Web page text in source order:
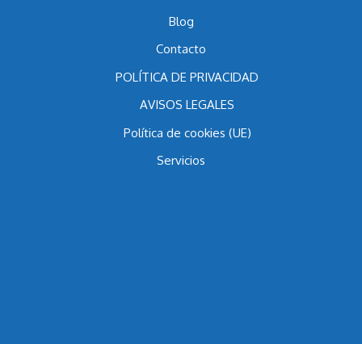
Multipropiedad Anterior a 1998
Blog
Contacto
POLÍTICA DE PRIVACIDAD
AVISOS LEGALES
Política de cookies (UE)